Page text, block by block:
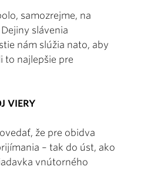
samozrejme, na
slávenia
nám slúžia nato, aby
to najlepšie pre
VIERY
že pre obidva
– tak do úst, ako
vnútorného